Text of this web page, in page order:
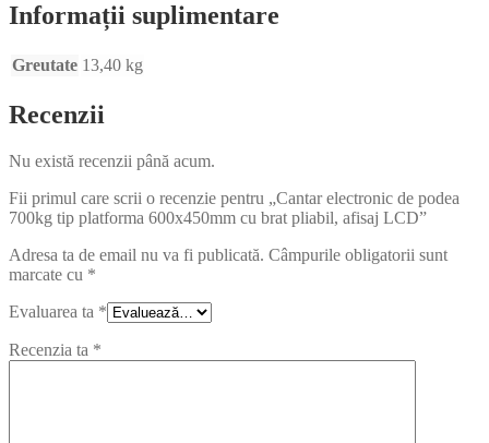
Informații suplimentare
Greutate 13,40 kg
Recenzii
Nu există recenzii până acum.
Fii primul care scrii o recenzie pentru „Cantar electronic de podea
700kg tip platforma 600x450mm cu brat pliabil, afisaj LCD”
Adresa ta de email nu va fi publicată. Câmpurile obligatorii sunt
marcate cu *
Evaluarea ta *
Recenzia ta *